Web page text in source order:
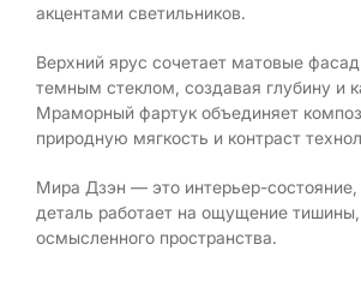
акцентами светильников.
Верхний ярус сочетает матовые
темным стеклом, создавая глубину и
Мраморный фартук объединяет
природную мягкость и контраст
Мира Дзэн — это интерьер-состояние,
деталь работает на ощущение
осмысленного пространства.